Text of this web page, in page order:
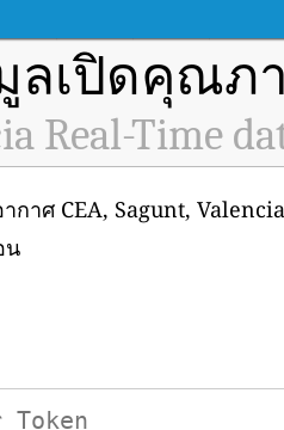
เปิดคุณภ
Real-Time
าศ CEA, Sagunt,
น